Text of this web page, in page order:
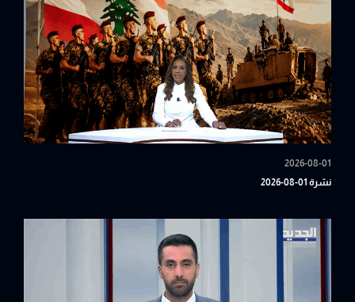
2026-08-01
نشرة 01-08-2026